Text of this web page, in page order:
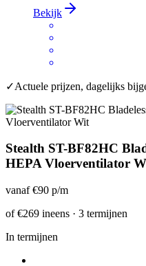
Bekijk
✓Actuele prijzen, dagelijks
Stealth ST-BF82HC
HEPA Vloerventilator
vanaf€90 p/m
of€269 ineens · 3 termijnen
In termijnen